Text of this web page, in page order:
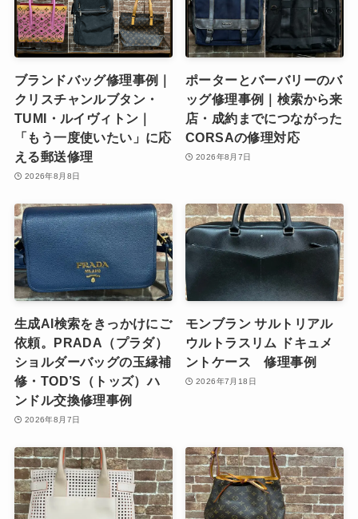
ブランドバッグ修理事例｜
クリスチャンルブタン・
TUMI・ルイヴィトン｜
「もう一度使いたい」に応
える郵送修理
2026年8月8日
ポーターとバーバリーのバ
ッグ修理事例｜検索から来
店・成約までにつながった
CORSAの修理対応
2026年8月7日
生成AI検索をきっかけにご
依頼。PRADA（プラダ）
ショルダーバッグの玉縁補
修・TOD’S（トッズ）ハ
ンドル交換修理事例
2026年8月7日
モンブラン サルトリアル
ウルトラスリム ドキュメ
ントケース 修理事例
2026年7月18日